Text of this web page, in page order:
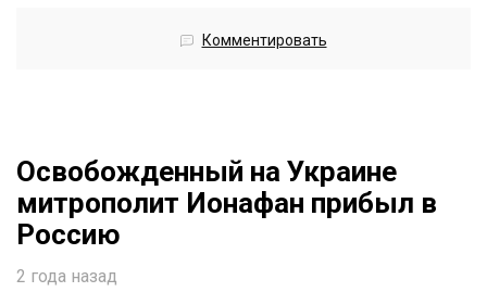
Комментировать
Освобожденный на Украине
митрополит Ионафан прибыл в
Россию
2 года назад